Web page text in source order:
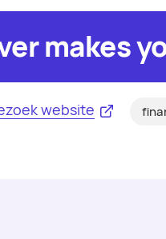
makes
website